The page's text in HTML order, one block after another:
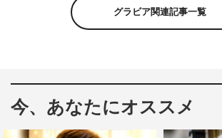
グラビア関連記事一覧
今、あなたにオススメ